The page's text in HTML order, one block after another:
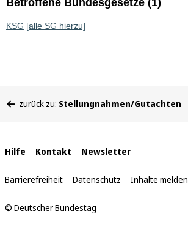
Betroffene Bundesgesetze (1)
KSG [alle SG hierzu]
befinden
zurück zu: Stellungnahmen/Gutachten
Interne
Links
Hilfe Kontakt Newsletter
Barrierefreiheit Datenschutz Inhalte melden
© Deutscher Bundestag